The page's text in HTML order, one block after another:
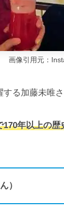
画像引用元：
る加藤未唯
170年以上の
）